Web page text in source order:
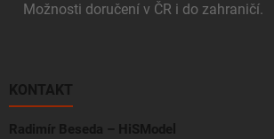
Možnosti doručení v ČR i do zahraničí.
KONTAKT
Radimír Beseda – HiSModel